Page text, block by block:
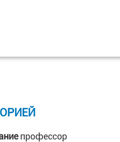
профессор